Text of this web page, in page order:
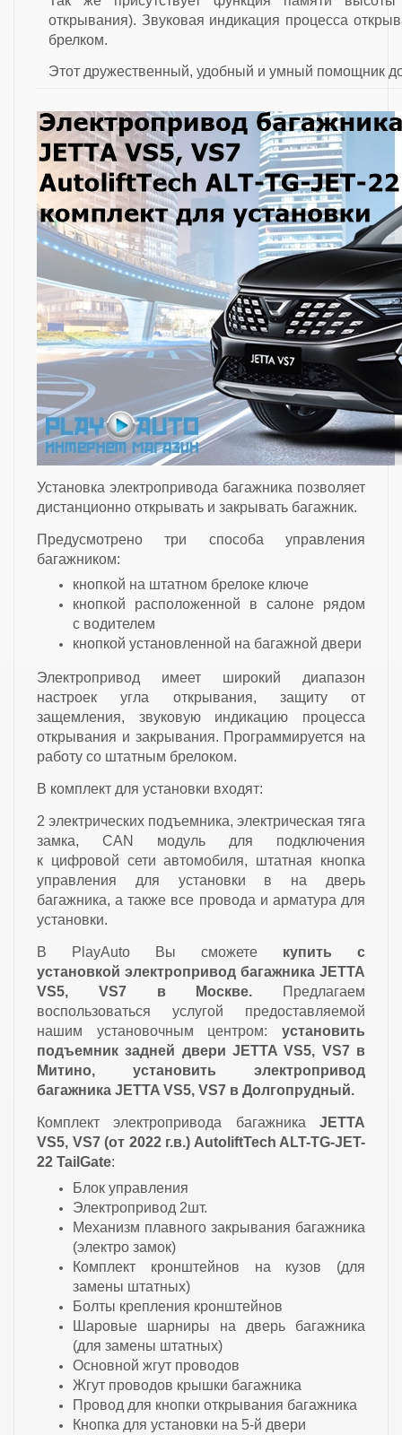
открывания). Звуковая индикация процесса
брелком.
Этот дружественный, удобный и умный помощник
Установка электропривода багажника позволяет
дистанционно открывать и закрывать багажник.
Предусмотрено три способа управления
багажником:
кнопкой на штатном брелоке ключе
кнопкой расположенной в салоне рядом
с водителем
кнопкой установленной на багажной двери
Электропривод имеет широкий диапазон
настроек угла открывания, защиту от
защемления, звуковую индикацию процесса
открывания и закрывания. Программируется на
работу со штатным брелоком.
В комплект для установки входят:
2 электрических подъемника, электрическая тяга
замка, CAN модуль для подключения
к цифровой сети автомобиля, штатная кнопка
управления для установки в на дверь
багажника, а также все провода и арматура для
установки.
В PlayAuto Вы сможете купить с
установкой электропривод багажника JETTA
VS5, VS7 в Москве. Предлагаем
воспользоваться услугой предоставляемой
нашим установочным центром: установить
подъемник задней двери JETTA VS5, VS7 в
Митино, установить электропривод
багажника JETTA VS5, VS7 в Долгопрудный.
Комплект электропривода багажника JETTA
VS5, VS7 (от 2022 г.в.) AutoliftTech ALT-TG-JET-
22 TailGate:
Блок управления
Электропривод 2шт.
Механизм плавного закрывания багажника
(электро замок)
Комплект кронштейнов на кузов (для
замены штатных)
Болты крепления кронштейнов
Шаровые шарниры на дверь багажника
(для замены штатных)
Основной жгут проводов
Жгут проводов крышки багажника
Провод для кнопки открывания багажника
Кнопка для установки на 5-й двери